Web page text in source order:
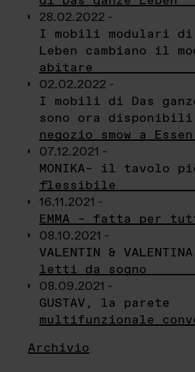
28.02.2022 -
I mobili modulari di
Leben cambiano il
abitare
02.02.2022 -
I mobili di Das
sono ora
negozio smow a Essen
07.12.2021 -
MONIKA– il tavolo
flessibile
16.11.2021 -
EMMA – fatta per
08.10.2021 -
VALENTIN &
letti da sogno
08.09.2021 -
GUSTAV, la parete
multifunzionale
Archivio